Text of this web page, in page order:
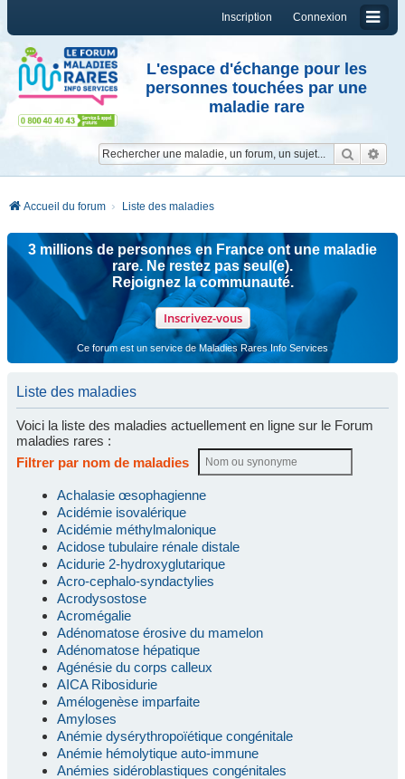
Connexion
Inscription
L'espace d'échange pour les
personnes touchées par une
maladie rare
Accueil du forum Liste des maladies
3 millions de personnes en France ont une maladie
rare. Ne restez pas seul(e).
Rejoignez la communauté.
Inscrivez-vous
Ce forum est un service de Maladies Rares Info Services
Liste des maladies
Voici la liste des maladies actuellement en ligne sur le Forum
maladies rares :
Filtrer par nom de maladies
Achalasie œsophagienne
Acidémie isovalérique
Acidémie méthylmalonique
Acidose tubulaire rénale distale
Acidurie 2-hydroxyglutarique
Acro-cephalo-syndactylies
Acrodysostose
Acromégalie
Adénomatose érosive du mamelon
Adénomatose hépatique
Agénésie du corps calleux
AICA Ribosidurie
Amélogenèse imparfaite
Amyloses
Anémie dysérythropoïétique congénitale
Anémie hémolytique auto-immune
Anémies sidéroblastiques congénitales